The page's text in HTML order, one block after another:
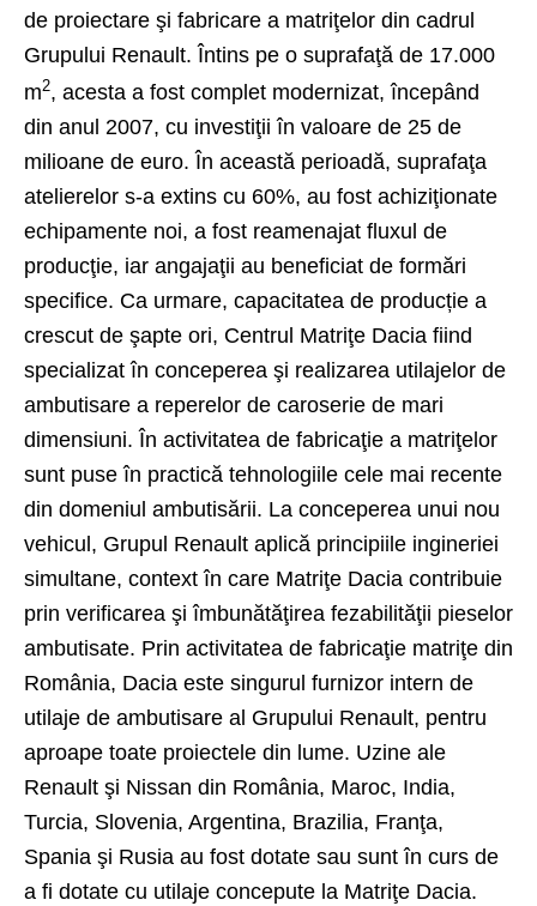
de proiectare şi fabricare a matriţelor din cadrul
Grupului Renault. Întins pe o suprafaţă de 17.000
m2, acesta a fost complet modernizat, începând
din anul 2007, cu investiţii în valoare de 25 de
milioane de euro. În această perioadă, suprafaţa
atelierelor s-a extins cu 60%, au fost achiziţionate
echipamente noi, a fost reamenajat fluxul de
producţie, iar angajaţii au beneficiat de formări
specifice. Ca urmare, capacitatea de producție a
crescut de şapte ori, Centrul Matriţe Dacia fiind
specializat în conceperea şi realizarea utilajelor de
ambutisare a reperelor de caroserie de mari
dimensiuni. În activitatea de fabricaţie a matriţelor
sunt puse în practică tehnologiile cele mai recente
din domeniul ambutisării. La conceperea unui nou
vehicul, Grupul Renault aplică principiile ingineriei
simultane, context în care Matriţe Dacia contribuie
prin verificarea şi îmbunătăţirea fezabilităţii pieselor
ambutisate. Prin activitatea de fabricaţie matriţe din
România, Dacia este singurul furnizor intern de
utilaje de ambutisare al Grupului Renault, pentru
aproape toate proiectele din lume. Uzine ale
Renault şi Nissan din România, Maroc, India,
Turcia, Slovenia, Argentina, Brazilia, Franţa,
Spania şi Rusia au fost dotate sau sunt în curs de
a fi dotate cu utilaje concepute la Matriţe Dacia.